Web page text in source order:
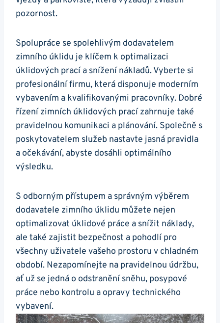
pozornost.
Spolupráce se spolehlivým dodavatelem
zimního úklidu je klíčem k optimalizaci
úklidových prací a snížení nákladů. Vyberte si
profesionální firmu, která disponuje moderním
vybavením a kvalifikovanými pracovníky. Dobré
řízení zimních úklidových prací zahrnuje také
pravidelnou komunikaci a plánování. Společně s
poskytovatelem služeb nastavte jasná pravidla
a očekávání, abyste dosáhli optimálního
výsledku.
S odborným přístupem a správným výběrem
dodavatele zimního úklidu můžete nejen
optimalizovat úklidové práce a snížit náklady,
ale také zajistit bezpečnost a pohodlí pro
všechny uživatele vašeho prostoru v chladném
období. Nezapomínejte na pravidelnou údržbu,
ať už se jedná o odstranění sněhu, posypové
práce nebo kontrolu a opravy technického
vybavení.